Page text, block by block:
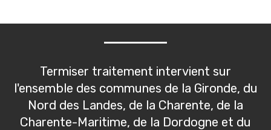
Termiser traitement intervient sur
l'ensemble des communes de la Gironde, du
Nord des Landes, de la Charente, de la
Charente-Maritime, de la Dordogne et du